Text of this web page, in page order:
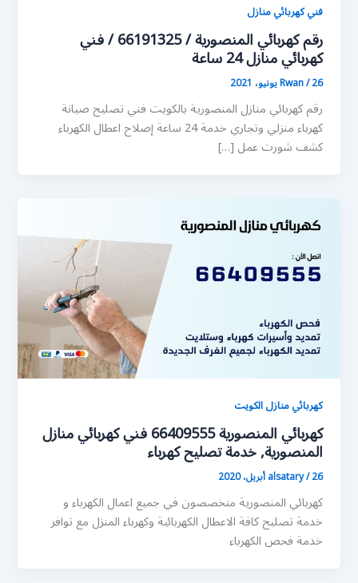
فني كهربائي منازل
رقم كهربائي المنصورية / 66191325 / فني
كهربائي منازل 24 ساعة
Rwan/26 يونيو، 2021
رقم كهربائي منازل المنصورية بالكويت فني تصليح صيانة
كهرباء منزلي وتجاري خدمة 24 ساعة إصلاح اعطال الكهرباء
كشف شورت عمل […]
كهربائي منازل الكويت
كهربائي المنصورية 66409555 فني كهربائي منازل
المنصورية, خدمة تصليح كهرباء
alsatary/26 أبريل، 2020
كهربائي المنصورية متخصصون في جميع اعمال الكهرباء و
خدمة تصليح كافة الاعطال الكهربائية وكهرباء المنزل مع توافر
خدمة فحص الكهرباء